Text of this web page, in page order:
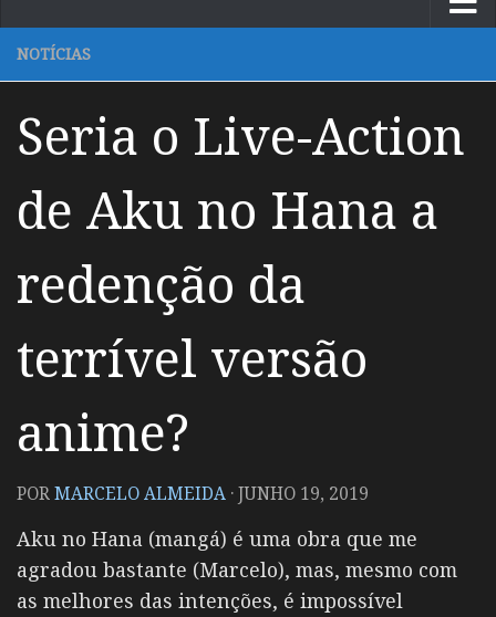
NOTÍCIAS
Seria o Live-Action
de Aku no Hana a
redenção da
terrível versão
anime?
PORMARCELO ALMEIDA ·JUNHO 19, 2019
Aku no Hana (mangá) é uma obra que me
agradou bastante (Marcelo), mas, mesmo com
as melhores das intenções, é impossível